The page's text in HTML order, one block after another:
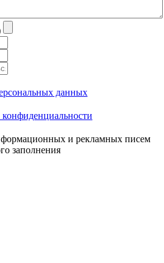
данных
и рекламных писем
заполнения